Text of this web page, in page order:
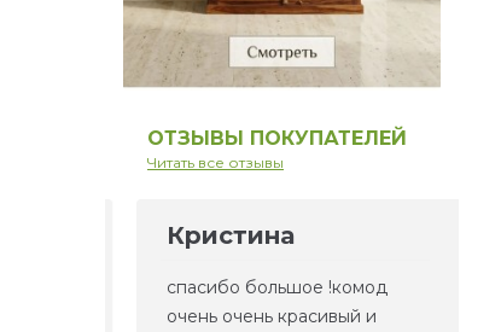
ОТЗЫВЫ ПОКУПАТЕЛЕЙ
Читать все отзывы
Кристина
спасибо большое !комод
очень очень красивый и